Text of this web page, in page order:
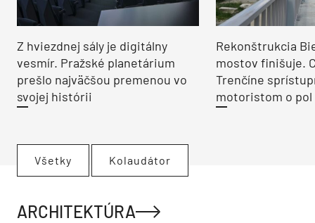
Z hviezdnej sály je digitálny
vesmír. Pražské planetárium
prešlo najväčšou premenou vo
svojej histórii
Rekonštrukcia
mostov finišuje.
Trenčíne
motoristom o pol
Všetky Kolaudátor
ARCHITEKTÚRA